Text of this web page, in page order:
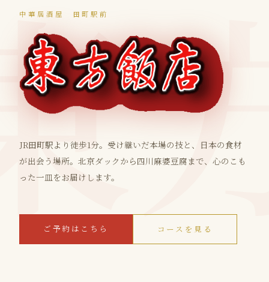
中華居酒屋 田町駅前
JR田町駅より徒歩1分。受け継いだ本場の技と、日本の食材
が出会う場所。北京ダックから四川麻婆豆腐まで、心のこも
った一皿をお届けします。
ご予約はこちら コースを見る